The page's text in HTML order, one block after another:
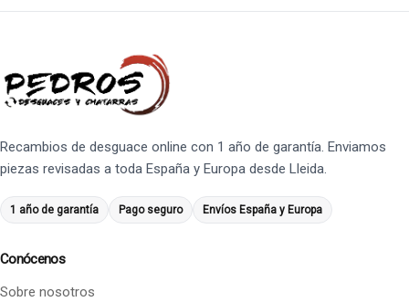
Recambios de desguace online con 1 año de garantía. Enviamos
piezas revisadas a toda España y Europa desde Lleida.
1 año de garantía Pago seguro Envíos España y Europa
Conócenos
Sobre nosotros